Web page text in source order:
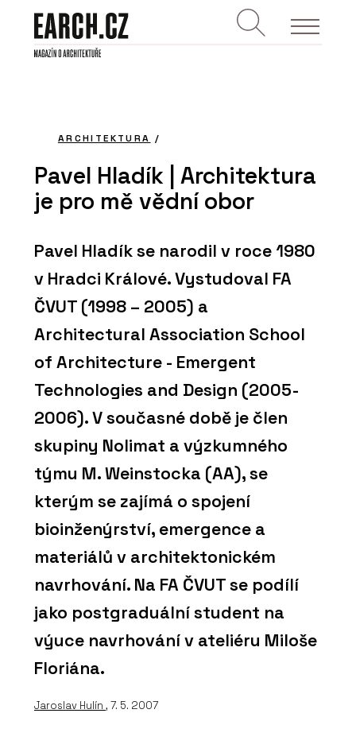
ARCHITEKTURA /
Pavel Hladík | Architektura
je pro mě vědní obor
Pavel Hladík se narodil v roce 1980
v Hradci Králové. Vystudoval FA
ČVUT (1998 – 2005) a
Architectural Association School
of Architecture - Emergent
Technologies and Design (2005-
2006). V současné době je člen
skupiny Nolimat a výzkumného
týmu M. Weinstocka (AA), se
kterým se zajímá o spojení
bioinženýrství, emergence a
materiálů v architektonickém
navrhování. Na FA ČVUT se podílí
jako postgraduální student na
výuce navrhování v ateliéru Miloše
Floriána.
Jaroslav Hulín , 7. 5. 2007